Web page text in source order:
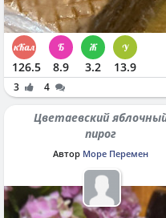
126.5 8.9 3.2 13.9
3 4
Цветаевский яблочный
пирог
Автор Море Перемен